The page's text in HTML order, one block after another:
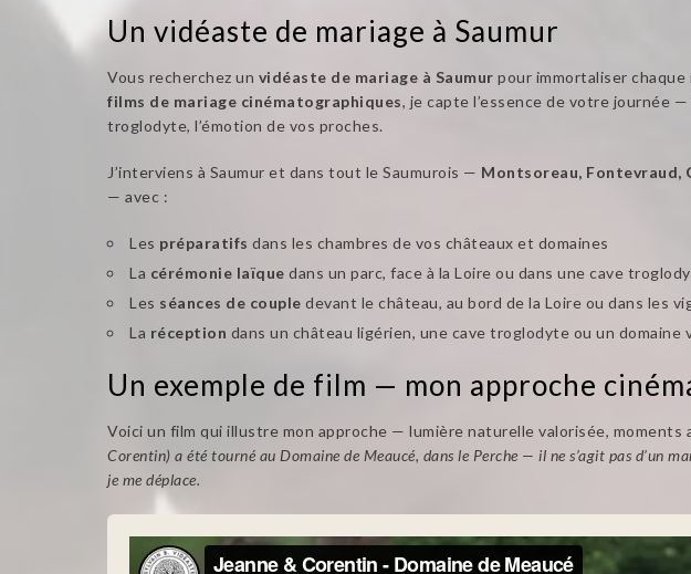
Un vidéaste de mariage à Saumur
Vous recherchez un vidéaste de mariage à Saumur pour immortaliser chaque
films de mariage cinématographiques, je capte l’essence de votre journée —
troglodyte, l’émotion de vos proches.
J’interviens à Saumur et dans tout le Saumurois — Montsoreau, Fontevraud,
— avec :
Les préparatifs dans les chambres de vos châteaux et domaines
La cérémonie laïque dans un parc, face à la Loire ou dans une cave
Les séances de couple devant le château, au bord de la Loire ou dans les
La réception dans un château ligérien, une cave troglodyte ou un domaine
Un exemple de film — mon approche
Voici un film qui illustre mon approche — lumière naturelle valorisée,
Corentin) a été tourné au Domaine de Meaucé, dans le Perche — il ne s’agit pas d’un
je me déplace.